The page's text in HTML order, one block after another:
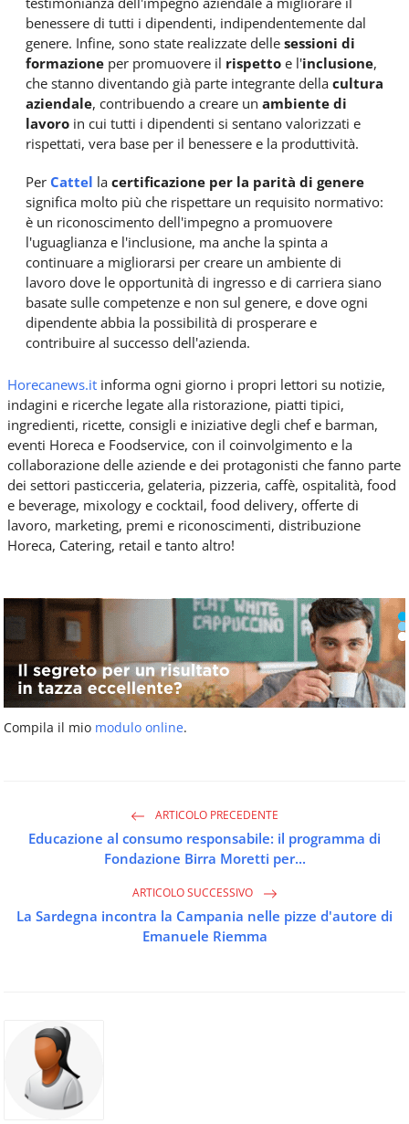
benessere di tutti i dipendenti, indipendentemente dal
genere. Infine, sono state realizzate delle sessioni di
formazione per promuovere il rispetto e l'inclusione,
che stanno diventando già parte integrante della cultura
aziendale, contribuendo a creare un ambiente di
lavoro in cui tutti i dipendenti si sentano valorizzati e
rispettati, vera base per il benessere e la produttività.
Per Cattel la certificazione per la parità di genere
significa molto più che rispettare un requisito normativo:
è un riconoscimento dell'impegno a promuovere
l'uguaglianza e l'inclusione, ma anche la spinta a
continuare a migliorarsi per creare un ambiente di
lavoro dove le opportunità di ingresso e di carriera siano
basate sulle competenze e non sul genere, e dove ogni
dipendente abbia la possibilità di prosperare e
contribuire al successo dell'azienda.
Horecanews.it informa ogni giorno i propri lettori su notizie,
indagini e ricerche legate alla ristorazione, piatti tipici,
ingredienti, ricette, consigli e iniziative degli chef e barman,
eventi Horeca e Foodservice, con il coinvolgimento e la
collaborazione delle aziende e dei protagonisti che fanno parte
dei settori pasticceria, gelateria, pizzeria, caffè, ospitalità, food
e beverage, mixology e cocktail, food delivery, offerte di
lavoro, marketing, premi e riconoscimenti, distribuzione
Horeca, Catering, retail e tanto altro!
Compila il mio modulo online.
ARTICOLO PRECEDENTE
Educazione al consumo responsabile: il programma di
Fondazione Birra Moretti per...
ARTICOLO SUCCESSIVO
La Sardegna incontra la Campania nelle pizze d'autore di
Emanuele Riemma